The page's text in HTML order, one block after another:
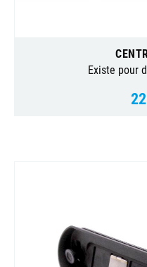
Existe pour
Prix